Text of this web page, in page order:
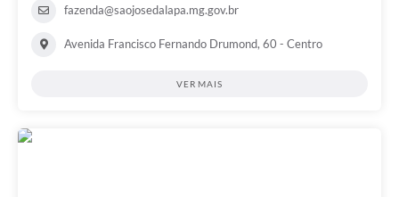
fazenda@saojosedalapa.mg.gov.br
Avenida Francisco Fernando Drumond, 60 - Centro
VER MAIS